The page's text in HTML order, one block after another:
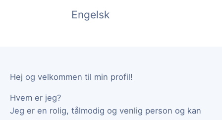
Engelsk
Hej og velkommen til min profil!
Hvem er jeg?
Jeg er en rolig, tålmodig og venlig person og kan